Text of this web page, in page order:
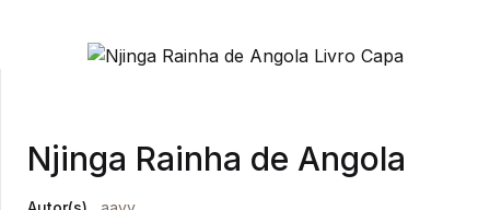
Njinga Rainha de Angola